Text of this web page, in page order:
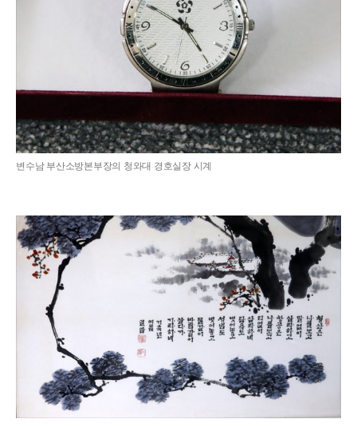
변수남 부산소방본부장의 청와대 경호실장 시계